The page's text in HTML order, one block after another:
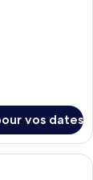
vos dates